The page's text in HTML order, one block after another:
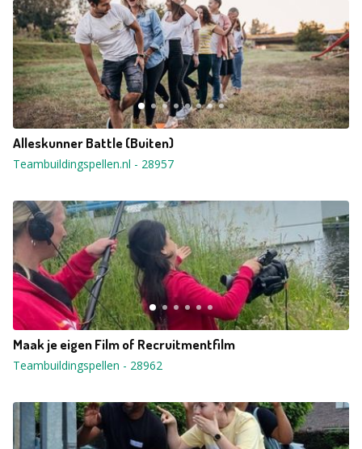
Alleskunner Battle (Buiten)
Teambuildingspellen.nl - 28957
Maak je eigen Film of Recruitmentfilm
Teambuildingspellen - 28962